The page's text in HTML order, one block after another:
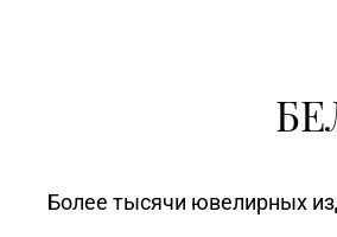
Более тысячи ювелирных